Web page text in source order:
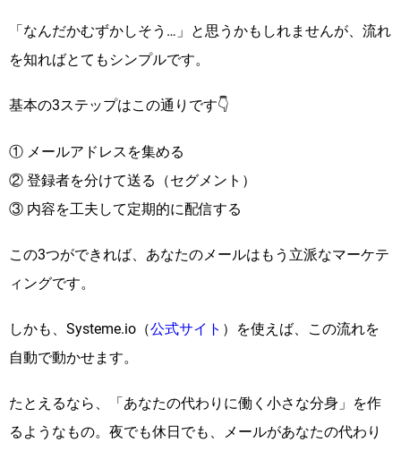
「なんだかむずかしそう…」と思うかもしれませんが、流れ
を知ればとてもシンプルです。
基本の3ステップはこの通りです👇
① メールアドレスを集める
② 登録者を分けて送る（セグメント）
③ 内容を工夫して定期的に配信する
この3つができれば、あなたのメールはもう立派なマーケテ
ィングです。
しかも、Systeme.io（公式サイト ）を使えば、この流れを
自動で動かせます。
たとえるなら、「あなたの代わりに働く小さな分身」を作
るようなもの。夜でも休日でも、メールがあなたの代わり